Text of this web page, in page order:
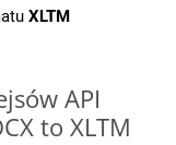
XLTM
API
to XLTM